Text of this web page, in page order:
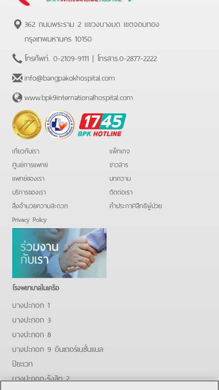
362 ถนนพระราม 2 แขวงบางมด เขตจอมทอง
กรุงเทพมหานคร 10150
โทรศัพท์. 0-2109-9111 | โทรสาร.0-2877-2222
info@bangpakokhospital.com
www.bpk9internationalhospital.com
BPK
Hotline
เกี่ยวกับเรา
ศูนย์การแพทย์
แพทย์ของเรา
บริการของเรา
สิ่งอำนวยความสะดวก
Privacy Policy
แพ็กเกจ
ข่าวสาร
บทความ
ติดต่อเรา
คําประกาศสิทธิผู้ป่วย
โรงพยาบาลในเครือ
บางปะกอก 1
บางปะกอก 3
บางปะกอก 8
บางปะกอก 9 อินเตอร์เนชั่นแนล
ปิยะเวท
บางปะกอก-รังสิต 2